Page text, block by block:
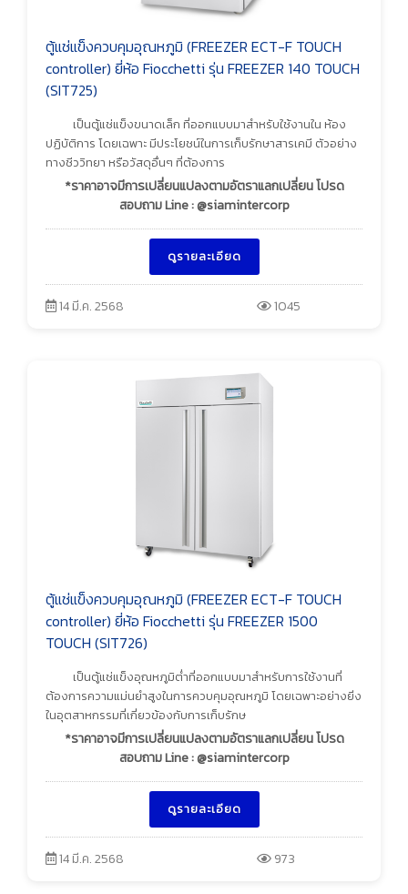
ตู้แช่แข็งควบคุมอุณหภูมิ (FREEZER ECT-F TOUCH
controller) ยี่ห้อ Fiocchetti รุ่น FREEZER 140 TOUCH
(SIT725)
เป็นตู้แช่แข็งขนาดเล็ก ที่ออกแบบมาสำหรับใช้งานใน ห้อง
ปฏิบัติการ โดยเฉพาะ มีประโยชน์ในการเก็บรักษาสารเคมี ตัวอย่าง
ทางชีววิทยา หรือวัสดุอื่นๆ ที่ต้องการ
*ราคาอาจมีการเปลี่ยนแปลงตามอัตราแลกเปลี่ยน โปรด
สอบถาม Line : @siamintercorp
ดูรายละเอียด
14 มี.ค. 2568 1045
ตู้แช่แข็งควบคุมอุณหภูมิ (FREEZER ECT-F TOUCH
controller) ยี่ห้อ Fiocchetti รุ่น FREEZER 1500
TOUCH (SIT726)
เป็นตู้แช่แข็งอุณหภูมิต่ำที่ออกแบบมาสำหรับการใช้งานที่
ต้องการความแม่นยำสูงในการควบคุมอุณหภูมิ โดยเฉพาะอย่างยิ่ง
ในอุตสาหกรรมที่เกี่ยวข้องกับการเก็บรักษ
*ราคาอาจมีการเปลี่ยนแปลงตามอัตราแลกเปลี่ยน โปรด
สอบถาม Line : @siamintercorp
ดูรายละเอียด
14 มี.ค. 2568 973